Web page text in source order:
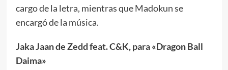
cargo de la letra, mientras que Madokun se
encargó de la música.
Jaka Jaan de Zedd feat. C&K, para «Dragon Ball
Daima»